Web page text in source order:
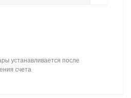
устанавливается после
счета